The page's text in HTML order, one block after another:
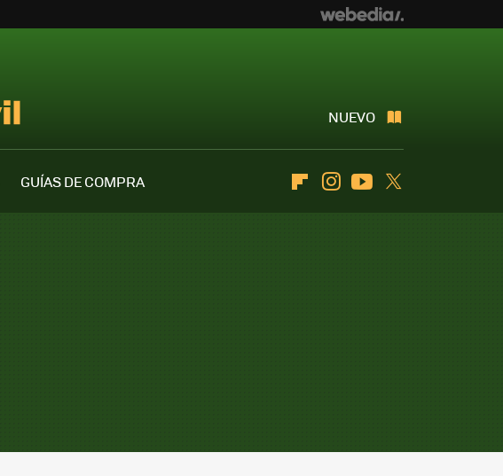
NUEVO
GUÍAS DE COMPRA
FlipboardInstagramYoutube